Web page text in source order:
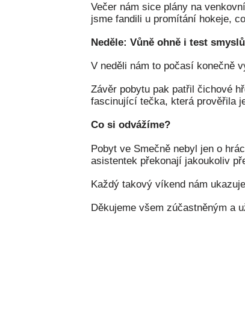
Večer nám sice plány na
jsme fandili u promítání hokeje,
Neděle: Vůně ohně i test smyslů
V neděli nám to počasí konečně
Závěr pobytu pak patřil čichové
fascinující tečka, která prověřila
Co si odvážíme?
Pobyt ve Smečně nebyl jen o
asistentek překonají jakoukoliv
Každý takový víkend nám
Děkujeme všem zúčastněným a